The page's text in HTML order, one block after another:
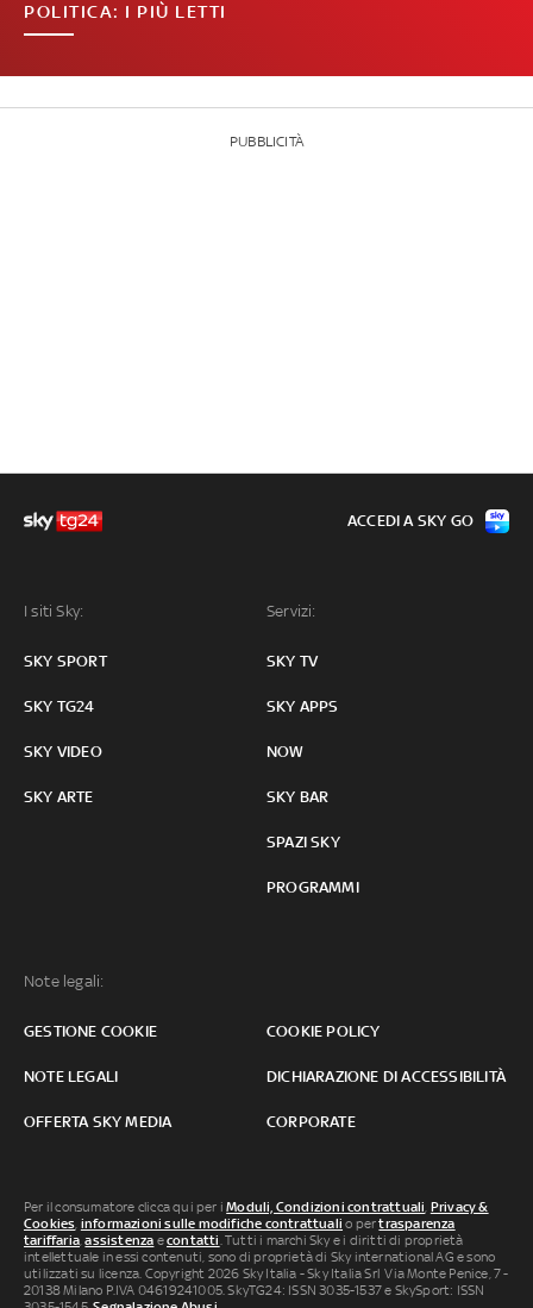
POLITICA: I PIÙ LETTI
PUBBLICITÀ
I siti Sky:
SKY SPORT
SKY TG24
SKY VIDEO
SKY ARTE
Servizi:
SKY TV
SKY APPS
NOW
SKY BAR
SPAZI SKY
PROGRAMMI
Note legali:
GESTIONE COOKIE COOKIE POLICY
NOTE LEGALI DICHIARAZIONE DI ACCESSIBILITÀ
OFFERTA SKY MEDIA CORPORATE
ACCEDI A SKY GO
Per il consumatore clicca qui per iModuli, Condizioni contrattuali, Privacy &
Cookies, informazioni sulle modifiche contrattuali o pertrasparenza
tariffaria,assistenza econtatti. Tutti i marchi Sky e i diritti di proprietà
intellettuale in essi contenuti, sono di proprietà di Sky international AG e sono
utilizzati su licenza. Copyright 2026 Sky Italia - Sky Italia Srl Via Monte Penice, 7 -
20138 Milano P.IVA 04619241005. SkyTG24: ISSN 3035-1537 e SkySport: ISSN